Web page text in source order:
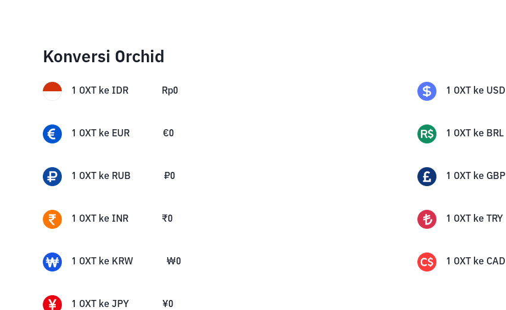
Konversi Orchid
1 OXT ke IDR Rp0 1 OXT ke USD
1 OXT ke EUR €0 1 OXT ke BRL
1 OXT ke RUB ₽0 1 OXT ke GBP
1 OXT ke INR ₹0 1 OXT ke TRY
1 OXT ke KRW ₩0 1 OXT ke CAD
1 OXT ke JPY ¥0